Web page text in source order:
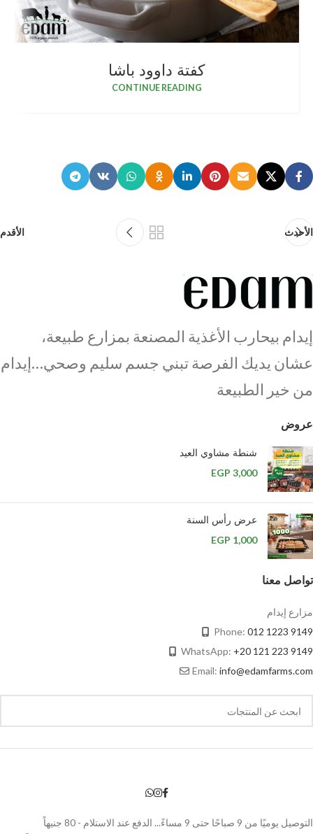
كفتة داوود باشا
CONTINUE READING
الأحدث الأقدم
إيدام بيحارب الأغذية المصنعة بمزارع طبيعة،
عشان يديك الفرصة تبني جسم سليم وصحي…إيدام
من خير الطبيعة
عروض
شنطة مشاوي العيد
EGP 3,000
عرض رأس السنة
EGP 1,000
تواصل معنا
مزارع إيدام
Phone: 012 1223 9149
WhatsApp: +20 121 223 9149
Email: info@edamfarms.com
التوصيل يوميًا من 9 صباحًا حتى 9 مساءً... الدفع عند الاستلام - 80 جنيهاً